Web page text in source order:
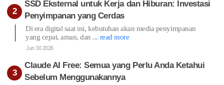
SSD Eksternal untuk Kerja dan Hiburan: Investasi
Penyimpanan yang Cerdas
Di era digital saat ini, kebutuhan akan media penyimpanan
yang cepat, aman, dan ... read more
Jun 30 2026
Claude AI Free: Semua yang Perlu Anda Ketahui
Sebelum Menggunakannya